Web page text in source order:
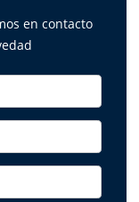
en contacto